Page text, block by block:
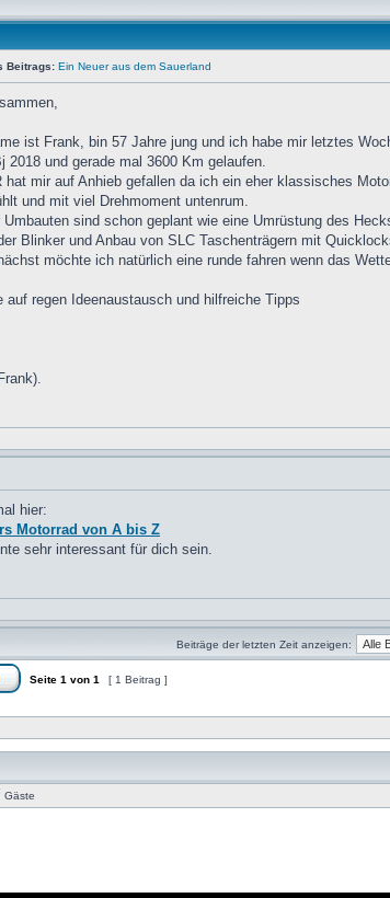
Beitrags: Ein Neuer aus dem Sauerland
ist Frank, bin 57 Jahre jung und ich habe mir letztes
2018 und gerade mal 3600 Km gelaufen.
hat mir auf Anhieb gefallen da ich ein eher klassisches
und mit viel Drehmoment untenrum.
Umbauten sind schon geplant wie eine Umrüstung des
Blinker und Anbau von SLC Taschenträgern mit
möchte ich natürlich eine runde fahren wenn das
auf regen Ideenaustausch und hilfreiche Tipps
hier:
Motorrad von A bis Z
sehr interessant für dich sein.
Beiträge der letzten Zeit anzeigen:
Seite 1 von 1 [ 1 Beitrag ]
Gäste